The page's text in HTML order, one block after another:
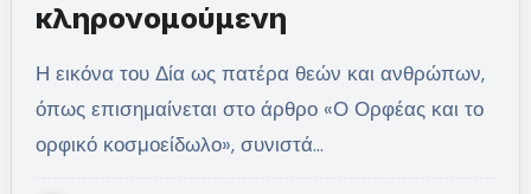
κληρονομούμενη
Η εικόνα του Δία ως πατέρα θεών και ανθρώπων,
όπως επισημαίνεται στο άρθρο «Ο Ορφέας και το
ορφικό κοσμοείδωλο», συνιστά…